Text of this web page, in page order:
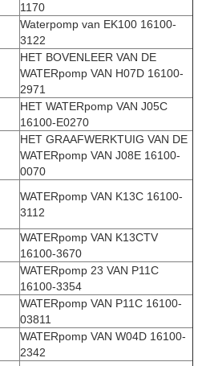
1170
Waterpomp van EK100 16100-
3122
HET BOVENLEER VAN DE
WATERpomp VAN H07D 16100-
2971
HET WATERpomp VAN J05C
16100-E0270
HET GRAAFWERKTUIG VAN DE
WATERpomp VAN J08E 16100-
0070
WATERpomp VAN K13C 16100-
3112
WATERpomp VAN K13CTV
16100-3670
WATERpomp 23 VAN P11C
16100-3354
WATERpomp VAN P11C 16100-
03811
WATERpomp VAN W04D 16100-
2342